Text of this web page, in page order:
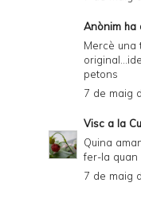
Anònim ha
Mercè una
petons
7 de maig
Visc a la
Quina
fer-la quan
7 de maig